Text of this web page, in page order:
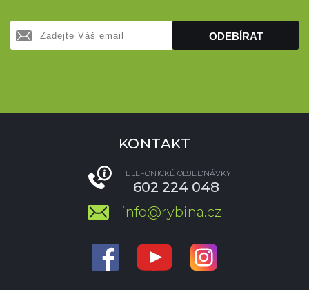
ODEBÍRAT
KONTAKT
TELEFONICKÉ OBJEDNÁVKY
602 224 048
info@rybina.cz